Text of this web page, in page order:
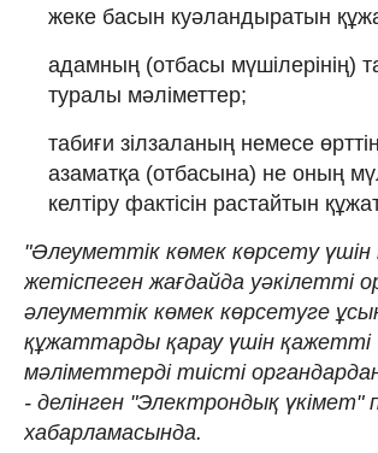
жеке басын куәландыратын
адамның (отбасы мүшілерінің)
туралы мәліметтер;
табиғи зілзаланың немесе
азаматқа (отбасына) не оның
келтіру фактісін растайтын
"Әлеуметтік көмек көрсету
жетіспеген жағдайда уәкілетті
әлеуметтік көмек көрсетуге
құжаттарды қарау үшін қажетті
мәліметтерді тиісті
- делінген "Электрондық үкімет"
хабарламасында.